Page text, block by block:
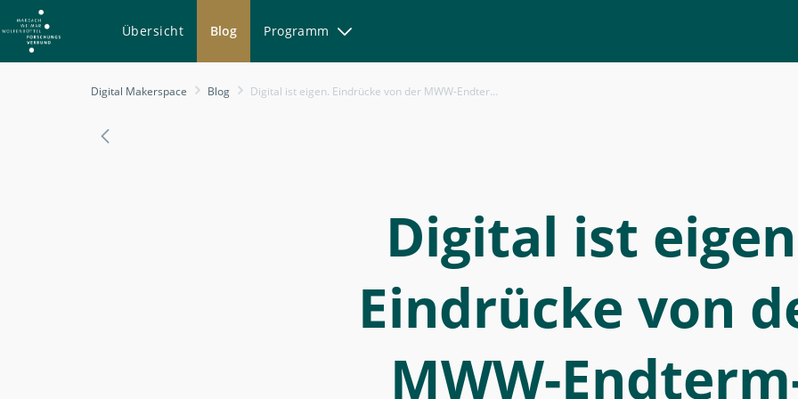
Übersicht Blog Programm
Notiz
von
Digital Makerspace Blog Digital ist eigen. Eindrücke von der MWW-Endterm-Tagung aus Sicht des Digital Makerspace
Digital ist
Eindrücke von
MWW-